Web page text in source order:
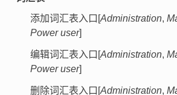
添加词汇表入口[Administration,
Power user]
编辑词汇表入口[Administration,
Power user]
删除词汇表入口[Administration,